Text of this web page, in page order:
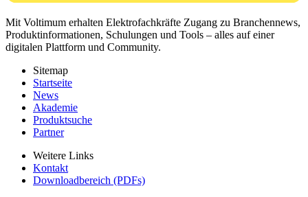
Mit Voltimum erhalten Elektrofachkräfte Zugang zu Branchennews,
Produktinformationen, Schulungen und Tools – alles auf einer
digitalen Plattform und Community.
Sitemap
Startseite
News
Akademie
Produktsuche
Partner
Weitere Links
Kontakt
Downloadbereich (PDFs)